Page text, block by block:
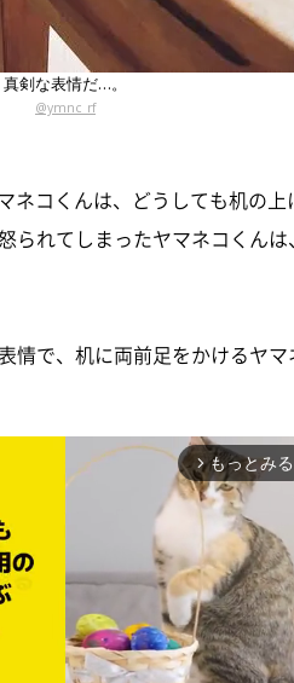
真剣な表情だ…。
@ymnc_rf
ネコくんは、どうしても机の
られてしまったヤマネコくんは
情で、机に両前足をかけるヤ
arrow_forward_ios もっとみる